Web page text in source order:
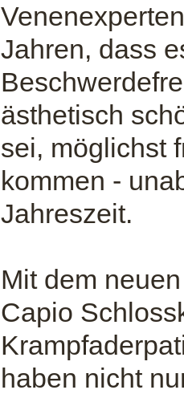
Jahren, dass
ästhetisch
sei, möglichst
kommen -
Jahreszeit.
Mit dem
Capio
haben nicht